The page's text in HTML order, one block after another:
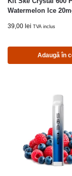
Watermelon Ice
39,00 lei TVA inclus
Adaugă în